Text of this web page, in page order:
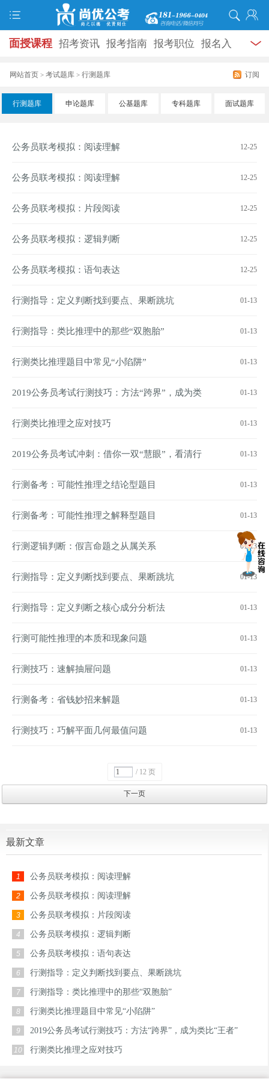
面授课程 招考资讯 报考指南 报考职位 报名入
口 打准考证 成绩查询 辅导
资料 面试热点
服务信息
网站首页 > 考试题库> 行测题库 订阅
行测题库 申论题库 公基题库 专科题库 面试题库
公务员联考模拟：阅读理解 12-25
公务员联考模拟：阅读理解 12-25
公务员联考模拟：片段阅读 12-25
公务员联考模拟：逻辑判断 12-25
公务员联考模拟：语句表达 12-25
行测指导：定义判断找到要点、果断跳坑 01-13
行测指导：类比推理中的那些“双胞胎” 01-13
行测类比推理题目中常见“小陷阱” 01-13
2019公务员考试行测技巧：方法“跨界”，成为类
比“王者”
01-13
行测类比推理之应对技巧 01-13
2019公务员考试冲刺：借你一双“慧眼”，看清行
测题的“半真半假”
01-13
行测备考：可能性推理之结论型题目 01-13
行测备考：可能性推理之解释型题目 01-13
行测逻辑判断：假言命题之从属关系 01-13
行测指导：定义判断找到要点、果断跳坑 01-13
行测指导：定义判断之核心成分分析法 01-13
行测可能性推理的本质和现象问题 01-13
行测技巧：速解抽屉问题 01-13
行测备考：省钱妙招来解题 01-13
行测技巧：巧解平面几何最值问题 01-13
/ 12 页
下一页
最新文章
1 公务员联考模拟：阅读理解
2 公务员联考模拟：阅读理解
3 公务员联考模拟：片段阅读
4 公务员联考模拟：逻辑判断
5 公务员联考模拟：语句表达
6 行测指导：定义判断找到要点、果断跳坑
7 行测指导：类比推理中的那些“双胞胎”
8 行测类比推理题目中常见“小陷阱”
9 2019公务员考试行测技巧：方法“跨界”，成为类比“王者”
10 行测类比推理之应对技巧